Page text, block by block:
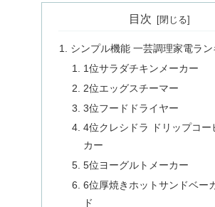
目次
シンプル機能 一芸調理家電ラ
1位サラダチキンメーカー
2位エッグスチーマー
3位フードドライヤー
4位クレシドラ ドリップコー
カー
5位ヨーグルトメーカー
6位厚焼きホットサンドベー
ド